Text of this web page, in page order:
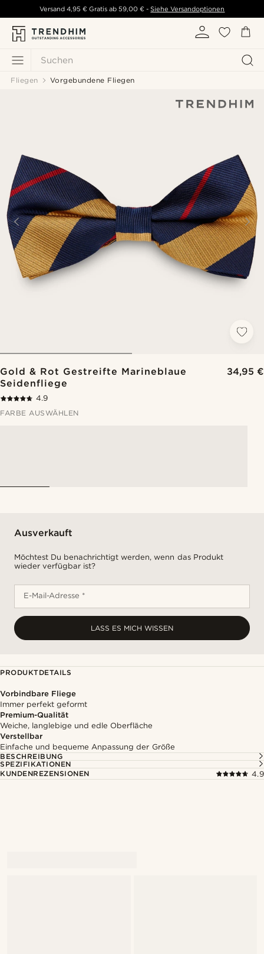
Suchen
Versand 4,95 € Gratis ab59,00 € - Siehe Versandoptionen
Fliegen Vorgebundene Fliegen
Gold & Rot Gestreifte Marineblaue
Seidenfliege
34,95 €
4.9
FARBE AUSWÄHLEN
Ausverkauft
Möchtest Du benachrichtigt werden, wenn das Produkt
wieder verfügbar ist?
E-Mail-Adresse *
LASS ES MICH WISSEN
PRODUKTDETAILS
Vorbindbare Fliege
Immer perfekt geformt
Premium-Qualität
Weiche, langlebige und edle Oberfläche
Verstellbar
Einfache und bequeme Anpassung der Größe
BESCHREIBUNG
SPEZIFIKATIONEN
KUNDENREZENSIONEN
4.9